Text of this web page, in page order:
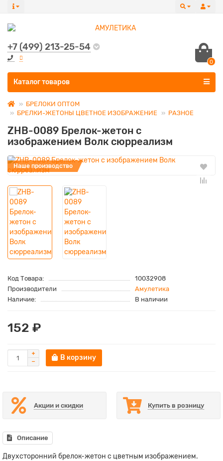
+7 (499) 213-25-54
0
Все категории
Каталог товаров
БРЕЛОКИ ОПТОМ
БРЕЛКИ-ЖЕТОНЫ ЦВЕТНОЕ ИЗОБРАЖЕНИЕ
РАЗНОЕ
ZHB-0089 Брелок-жетон с
изображением Волк сюрреализм
Наше производство
Код Товара:
10032908
Производители
Амулетика
Наличие:
В наличии
152 ₽
В корзину
Акции и скидки Купить в розницу
Описание
Двухсторонний брелок-жетон с цветным изображением.